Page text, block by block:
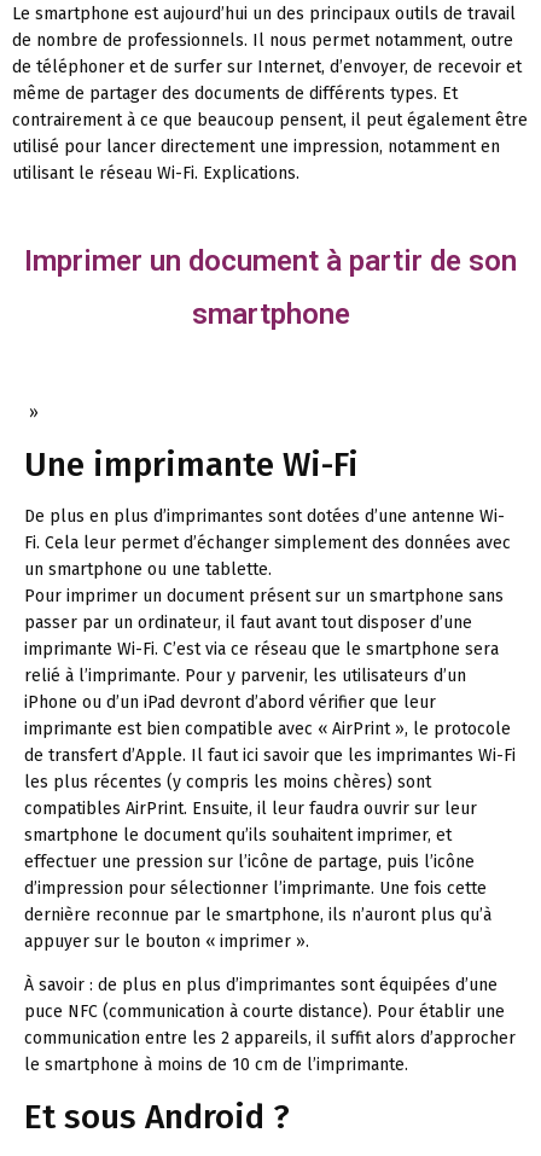
Le smartphone est aujourd’hui un des principaux outils de travail
de nombre de professionnels. Il nous permet notamment, outre
de téléphoner et de surfer sur Internet, d’envoyer, de recevoir et
même de partager des documents de différents types. Et
contrairement à ce que beaucoup pensent, il peut également être
utilisé pour lancer directement une impression, notamment en
utilisant le réseau Wi-Fi. Explications.
Imprimer un document à partir de son
smartphone
»
Une imprimante Wi-Fi
De plus en plus d’imprimantes sont dotées d’une antenne Wi-
Fi. Cela leur permet d’échanger simplement des données avec
un smartphone ou une tablette.
Pour imprimer un document présent sur un smartphone sans
passer par un ordinateur, il faut avant tout disposer d’une
imprimante Wi-Fi. C’est via ce réseau que le smartphone sera
relié à l’imprimante. Pour y parvenir, les utilisateurs d’un
iPhone ou d’un iPad devront d’abord vérifier que leur
imprimante est bien compatible avec « AirPrint », le protocole
de transfert d’Apple. Il faut ici savoir que les imprimantes Wi-Fi
les plus récentes (y compris les moins chères) sont
compatibles AirPrint. Ensuite, il leur faudra ouvrir sur leur
smartphone le document qu’ils souhaitent imprimer, et
effectuer une pression sur l’icône de partage, puis l’icône
d’impression pour sélectionner l’imprimante. Une fois cette
dernière reconnue par le smartphone, ils n’auront plus qu’à
appuyer sur le bouton « imprimer ».
À savoir : de plus en plus d’imprimantes sont équipées d’une
puce NFC (communication à courte distance). Pour établir une
communication entre les 2 appareils, il suffit alors d’approcher
le smartphone à moins de 10 cm de l’imprimante.
Et sous Android ?